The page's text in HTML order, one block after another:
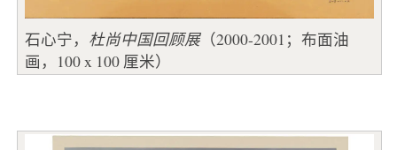
石心宁， 杜尚中国回顾展（2000-2001；布面油
画，100 x 100 厘米）